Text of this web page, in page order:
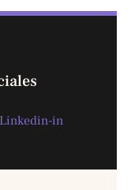
Linkedin-in